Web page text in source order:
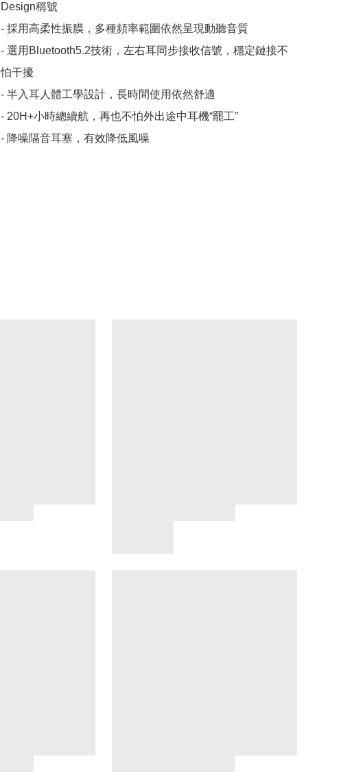
Design稱號
- 採用高柔性振膜，多種頻率範圍依然呈現動聽音質
- 選用Bluetooth5.2技術，左右耳同步接收信號，穩定鏈接不
怕干擾
- 半入耳人體工學設計，長時間使用依然舒適
- 20H+小時總續航，再也不怕外出途中耳機“罷工”
- 降噪隔音耳塞，有效降低風噪